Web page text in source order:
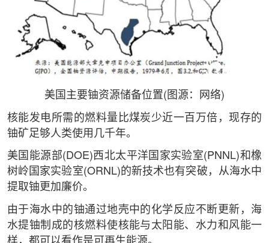
美国主要铀资源储备位置(图源：网络)
核能发电所需的燃料量比煤炭少近一百万倍，现存的
铀矿足够人类使用几千年。
美国能源部(DOE)西北太平洋国家实验室(PNNL)和橡
树岭国家实验室(ORNL)的新技术也有突破，从海水中
提取铀更加廉价。
由于海水中的铀通过地壳中的化学反应不断更新，海
水提铀制成的核燃料使核能与太阳能、水力和风能一